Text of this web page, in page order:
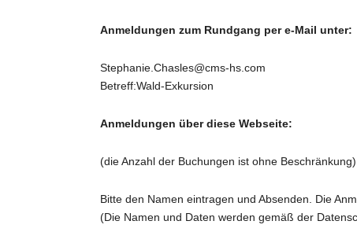
Anmeldungen zum Rundgang per e-Mail unter:
Stephanie.Chasles@cms-hs.com
Betreff:Wald-Exkursion
Anmeldungen über diese Webseite:
(die Anzahl der Buchungen ist ohne Beschränkung)
Bitte den Namen eintragen und Absenden. Die
(Die Namen und Daten werden gemäß der